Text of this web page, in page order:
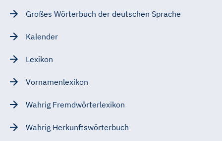
Großes Wörterbuch der deutschen Sprache
Kalender
Lexikon
Vornamenlexikon
Wahrig Fremdwörterlexikon
Wahrig Herkunftswörterbuch